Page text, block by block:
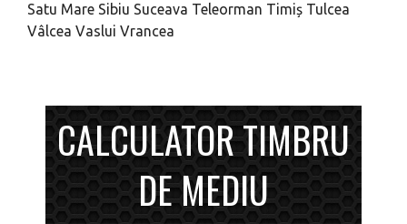
Satu Mare Sibiu Suceava Teleorman Timiș Tulcea
Vâlcea Vaslui Vrancea
CALCULATOR TIMBRU
DE MEDIU